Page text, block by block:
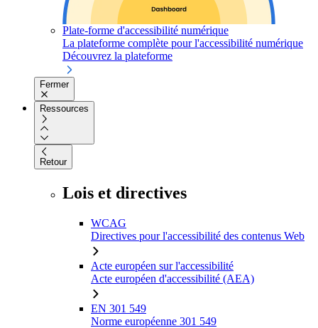
Plate-forme d'accessibilité numérique
La plateforme complète pour l'accessibilité numérique
Découvrez la plateforme
Fermer
Ressources
Retour
Lois et directives
WCAG
Directives pour l'accessibilité des contenus Web
Acte européen sur l'accessibilité
Acte européen d'accessibilité (AEA)
EN 301 549
Norme européenne 301 549